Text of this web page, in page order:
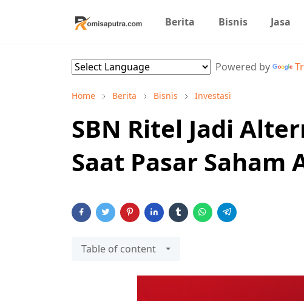
Berita Bisnis Jasa
Powered by
Home Berita Bisnis Investasi
SBN Ritel Jadi
Saat Pasar Saham
Table of content